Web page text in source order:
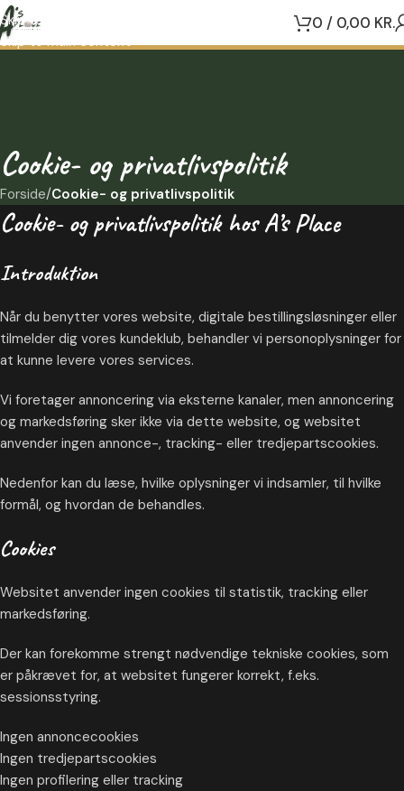
Skip to navigation
Skip to main content
0 / 0,00 KR.
Cookie- og privatlivspolitik
Forside/Cookie- og privatlivspolitik
Cookie- og privatlivspolitik hos A’s Place
Introduktion
Når du benytter vores website, digitale bestillingsløsninger eller
tilmelder dig vores kundeklub, behandler vi personoplysninger for
at kunne levere vores services.
Vi foretager annoncering via eksterne kanaler, men annoncering
og markedsføring sker ikke via dette website, og websitet
anvender ingen annonce-, tracking- eller tredjepartscookies.
Nedenfor kan du læse, hvilke oplysninger vi indsamler, til hvilke
formål, og hvordan de behandles.
Cookies
Websitet anvender ingen cookies til statistik, tracking eller
markedsføring.
Der kan forekomme strengt nødvendige tekniske cookies, som
er påkrævet for, at websitet fungerer korrekt, f.eks.
sessionsstyring.
Ingen annoncecookies
Ingen tredjepartscookies
Ingen profilering eller tracking